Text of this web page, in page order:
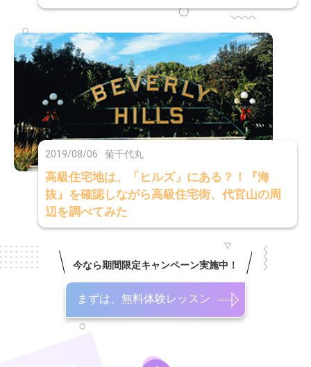
2019/08/06 菊千代丸
高級住宅地は、「ヒルズ」にある？！『海
抜』を確認しながら高級住宅街、代官山の周
辺を調べてみた
今なら期間限定キャンペーン実施中！
まずは、無料体験レッスン